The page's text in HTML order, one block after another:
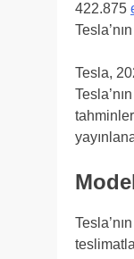
422.875
Tesla,